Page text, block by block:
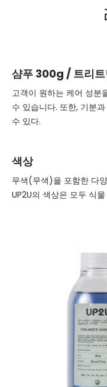
샴푸 300g / 트리
고객이 원하는 케어 성분
수 있습니다. 또한, 기분
수 있다.
색상
무색(무색)을 포함한 다
UP2U의 색상은 모두 식